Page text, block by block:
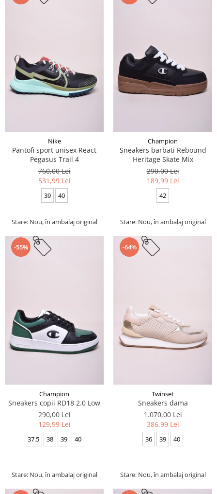
Nike
Pantofi sport unisex React
Pegasus Trail 4
760,00 Lei
531,99 Lei
39 40
Stare: Nou, în ambalaj original
Champion
Sneakers barbati Rebound
Heritage Skate Mix
290,00 Lei
189,99 Lei
42
Stare: Nou, în ambalaj original
-55%
Champion
Sneakers copii RD18 2.0 Low
290,00 Lei
129,99 Lei
37.5 38 39 40
Stare: Nou, în ambalaj original
-64%
Twinset
Sneakers dama
1.070,00 Lei
386,99 Lei
36 39 40
Stare: Nou, în ambalaj original